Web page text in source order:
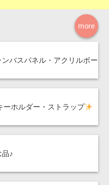
more
バスパネル・アクリルボー
ーホルダー・ストラップ
♪